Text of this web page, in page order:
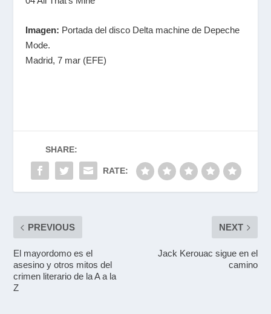
Imagen: Portada del disco Delta machine de Depeche
Mode.
Madrid, 7 mar (EFE)
SHARE:
RATE:
PREVIOUS
El mayordomo es el
asesino y otros mitos del
crimen literario de la A a la
Z
NEXT
Jack Kerouac sigue en el
camino